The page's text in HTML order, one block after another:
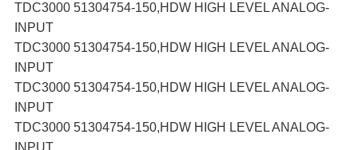
TDC3000 51304754-150,HDW HIGH LEVEL ANALOG-
INPUT
TDC3000 51304754-150,HDW HIGH LEVEL ANALOG-
INPUT
TDC3000 51304754-150,HDW HIGH LEVEL ANALOG-
INPUT
TDC3000 51304754-150,HDW HIGH LEVEL ANALOG-